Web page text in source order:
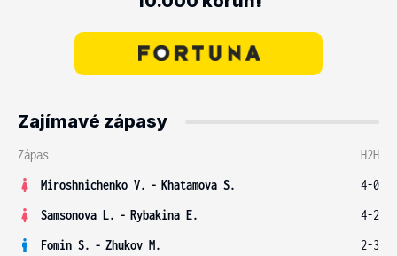
Zajímavé zápasy
Zápas
H2H
Miroshnichenko V. - Khatamova S.
4-0
Samsonova L. - Rybakina E.
4-2
Fomin S. - Zhukov M.
2-3